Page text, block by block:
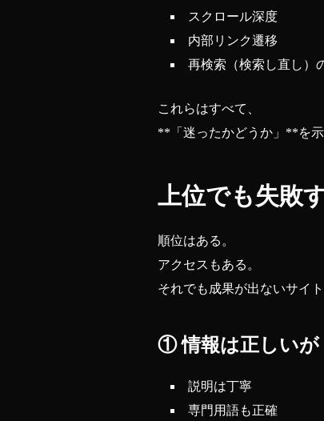
スクロール深度
内部リンク遷移
再検索（検索し直し）
これらはすべて、
**「迷ったかどうか」**を示
上位でも失敗
順位はある。
アクセスもある。
それでも成果が出ないサイ
① 情報は正しいが
説明は丁寧
専門用語も正確